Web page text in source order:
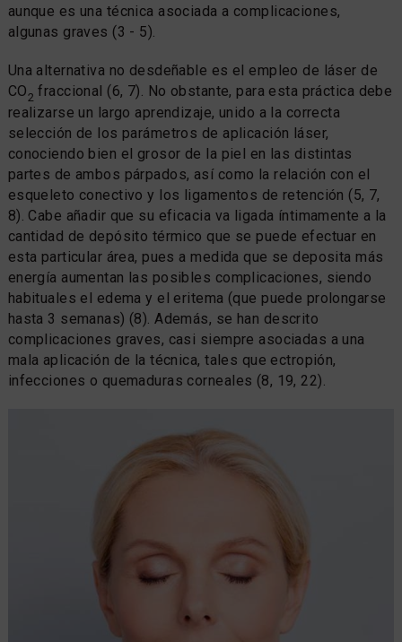
aunque es una técnica asociada a complicaciones,
algunas graves (3 - 5).
Una alternativa no desdeñable es el empleo de láser de
CO2 fraccional (6, 7). No obstante, para esta práctica debe
realizarse un largo aprendizaje, unido a la correcta
selección de los parámetros de aplicación láser,
conociendo bien el grosor de la piel en las distintas
partes de ambos párpados, así como la relación con el
esqueleto conectivo y los ligamentos de retención (5, 7,
8). Cabe añadir que su eficacia va ligada íntimamente a la
cantidad de depósito térmico que se puede efectuar en
esta particular área, pues a medida que se deposita más
energía aumentan las posibles complicaciones, siendo
habituales el edema y el eritema (que puede prolongarse
hasta 3 semanas) (8). Además, se han descrito
complicaciones graves, casi siempre asociadas a una
mala aplicación de la técnica, tales que ectropión,
infecciones o quemaduras corneales (8, 19, 22).